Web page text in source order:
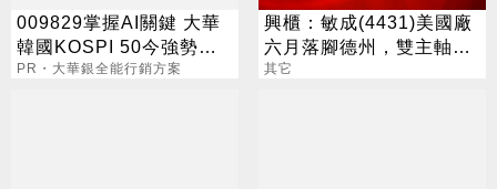
009829掌握AI關鍵 大華
韓國KOSPI 50今強勢開
募
PR・大華銀全能行銷方案
興櫃：敏成(4431)美國廠
六月落腳德州，雙主軸搶
攻美國口罩商機
其它